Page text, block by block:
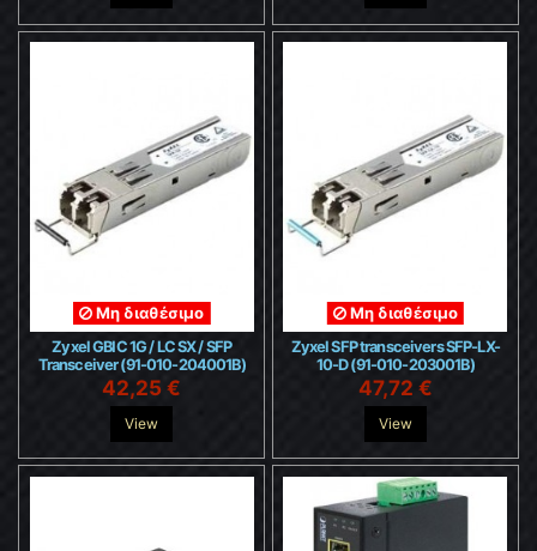
Μη διαθέσιμο
Zyxel GBIC 1G / LC SX / SFP
Transceiver (91-010-204001B)
42,25 €
View
Μη διαθέσιμο
Zyxel SFP transceivers SFP-LX-
10-D (91-010-203001B)
47,72 €
View